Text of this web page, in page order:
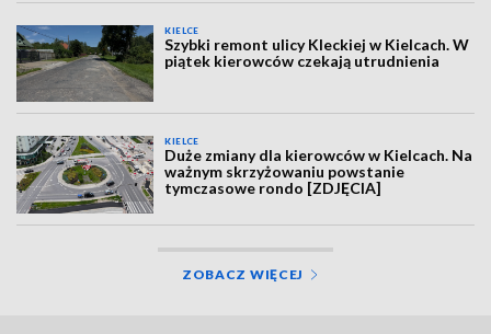
KIELCE
Szybki remont ulicy Kleckiej w Kielcach. W
piątek kierowców czekają utrudnienia
KIELCE
Duże zmiany dla kierowców w Kielcach. Na
ważnym skrzyżowaniu powstanie
tymczasowe rondo [ZDJĘCIA]
ZOBACZ WIĘCEJ